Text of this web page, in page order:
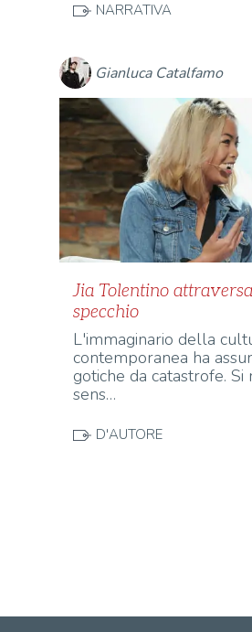
NARRATIVA
Gianluca Catalfamo
Jia Tolentino
specchio
L'immaginario della
contemporanea ha
gotiche da catastrofe. Si
sens…
D'AUTORE